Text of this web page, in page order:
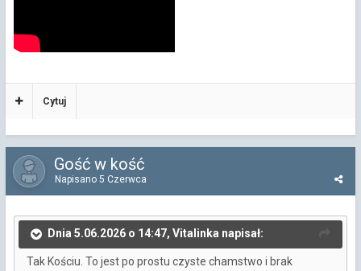
Cytuj
Gość w kość
Napisano 5 Czerwca
Dnia 5.06.2026 o 14:47, Vitalinka napisał:
Tak Kościu. To jest po prostu czyste chamstwo i brak